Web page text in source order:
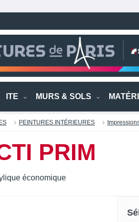
ITE MURS & SOLS
PEINTURES INTÉRIEURES
PRIM
économique